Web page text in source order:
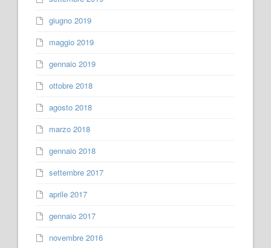
giugno 2019
maggio 2019
gennaio 2019
ottobre 2018
agosto 2018
marzo 2018
gennaio 2018
settembre 2017
aprile 2017
gennaio 2017
novembre 2016